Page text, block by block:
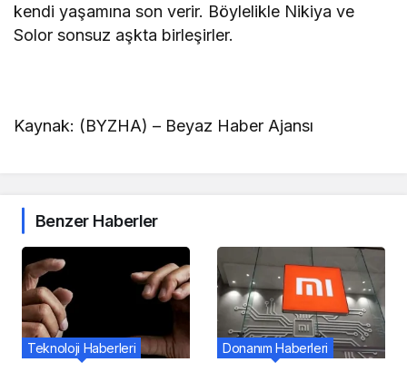
kendi yaşamına son verir. Böylelikle Nikiya ve
Solor sonsuz aşkta birleşirler.
Kaynak: (BYZHA) – Beyaz Haber Ajansı
Benzer Haberler
Teknoloji Haberleri Donanım Haberleri